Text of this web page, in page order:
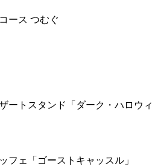
ース つむぐ
ートスタンド「ダーク・ハロウィ
フェ「ゴーストキャッスル」